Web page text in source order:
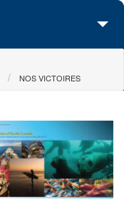
NOS VICTOIRES